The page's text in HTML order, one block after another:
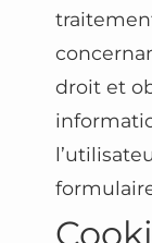
droit et